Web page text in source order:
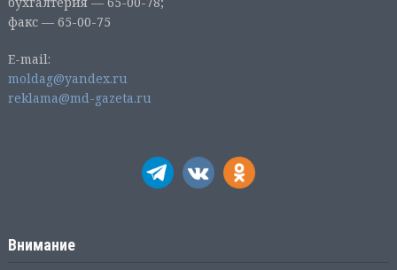
факс — 65-00-75
E-mail:
moldag@yandex.ru
reklama@md-gazeta.ru
Внимание